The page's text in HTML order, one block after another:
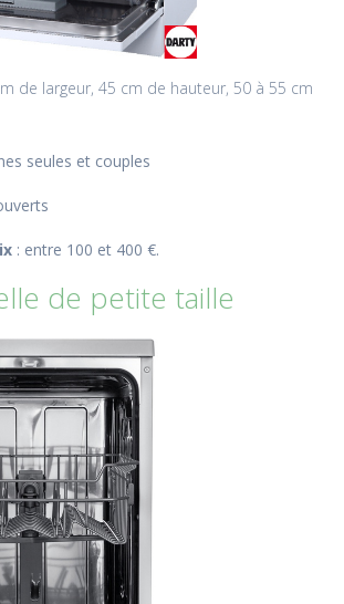
de largeur, 45 cm de hauteur, 50 à 55 cm
seules et couples
: entre 100 et 400 €.
de petite taille